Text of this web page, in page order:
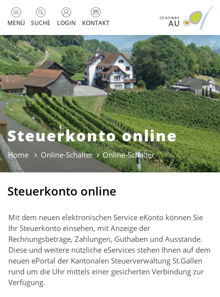
zur Startseite
Direkt zur Hauptnavigation
Direkt zum Inhalt
Direkt zur Suche
Direkt zum Stichwortverzeichnis
Kopfzeile
MENÜ SUCHE LOGIN KONTAKT
Steuerkonto online
Home Online-Schalter Online-Schalter(ausgewählt)
Steuerkonto online
Mit dem neuen elektronischen Service eKonto können Sie
Ihr Steuerkonto einsehen, mit Anzeige der
Rechnungsbeträge, Zahlungen, Guthaben und Ausstände.
Diese und weitere nützliche eServices stehen Ihnen auf dem
neuen ePortal der Kantonalen Steuerverwaltung St.Gallen
rund um die Uhr mittels einer gesicherten Verbindung zur
Verfügung.
Zugehörige Objekte